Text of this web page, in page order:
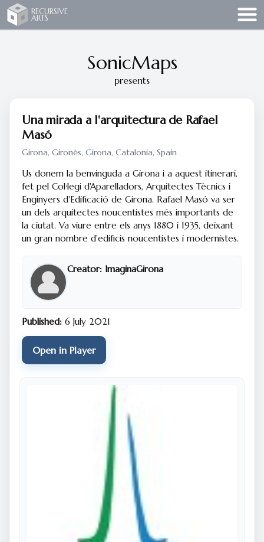
Recursive Arts
RECURSIVE
ARTS
SonicMaps
presents
Una mirada a l'arquitectura de Rafael
Masó
Girona, Gironès, Girona, Catalonia, Spain
Us donem la benvinguda a Girona i a aquest itinerari,
fet pel Col·legi d'Aparelladors, Arquitectes Tècnics i
Enginyers d'Edificació de Girona. Rafael Masó va ser
un dels arquitectes noucentistes més importants de
la ciutat. Va viure entre els anys 1880 i 1935, deixant
un gran nombre d'edificis noucentistes i modernistes.
Creator: ImaginaGirona
Published: 6 July 2021
Open in Player